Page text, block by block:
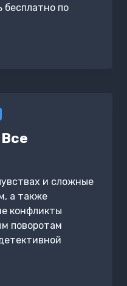
бесплатно по
и сложные
а также
конфликты
поворотам